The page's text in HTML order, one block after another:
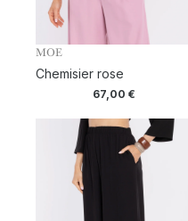
MOE
Chemisier rose
67,00 €